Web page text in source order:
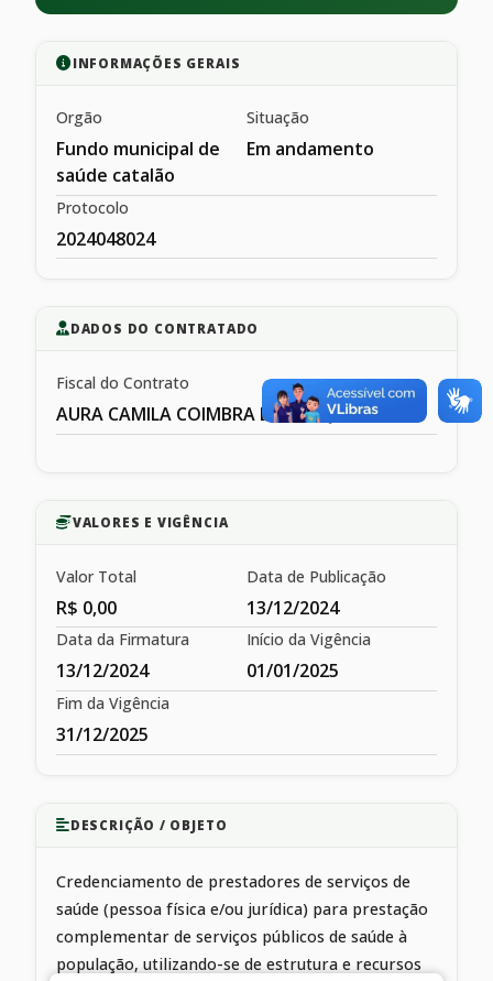
INFORMAÇÕES GERAIS
Orgão
Fundo municipal de
saúde catalão
Situação
Em andamento
Protocolo
2024048024
DADOS DO CONTRATADO
Fiscal do Contrato
AURA CAMILA COIMBRA DE MESQIUITA
VALORES E VIGÊNCIA
Valor Total
R$ 0,00
Data de Publicação
13/12/2024
Data da Firmatura
13/12/2024
Início da Vigência
01/01/2025
Fim da Vigência
31/12/2025
DESCRIÇÃO / OBJETO
Credenciamento de prestadores de serviços de
saúde (pessoa física e/ou jurídica) para prestação
complementar de serviços públicos de saúde à
população, utilizando-se de estrutura e recursos